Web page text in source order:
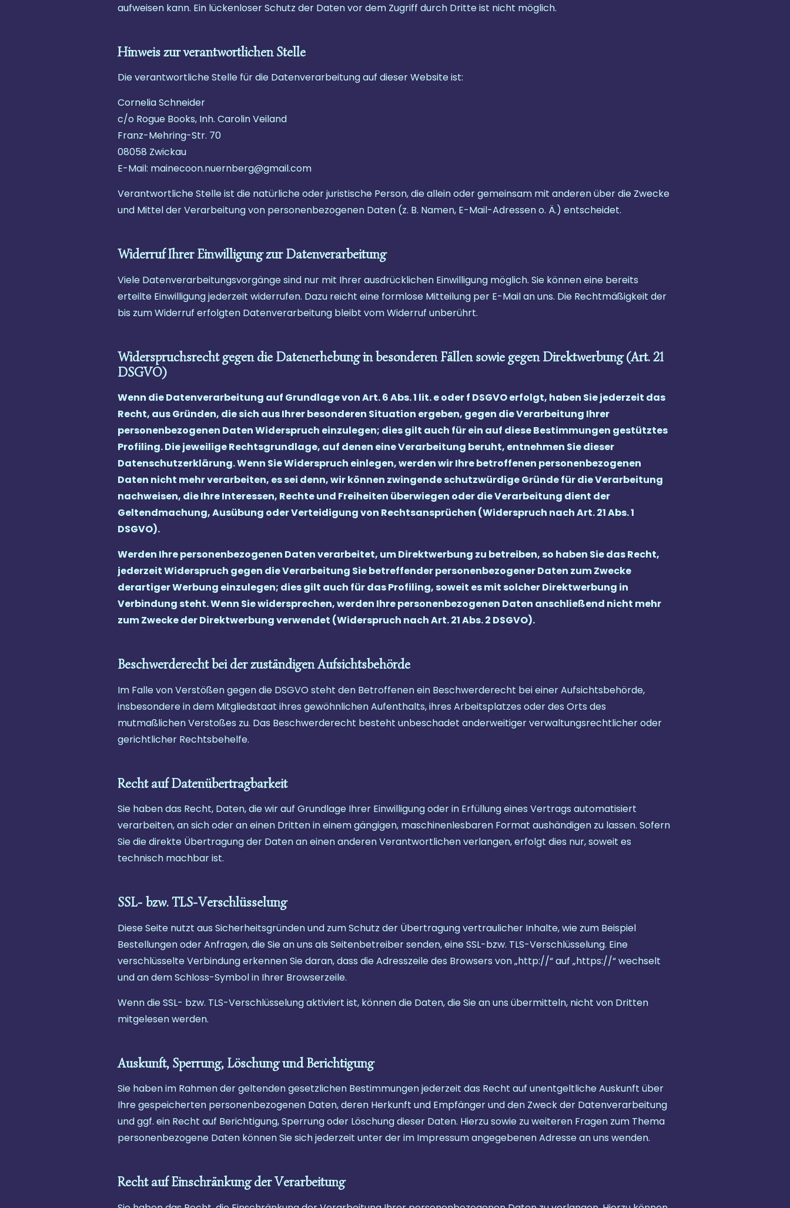
aufweisen kann. Ein lückenloser Schutz der Daten vor dem Zugriff durch Dritte ist nicht möglich.
Hinweis zur verantwortlichen Stelle
Die verantwortliche Stelle für die Datenverarbeitung auf dieser Website ist:
Cornelia Schneider
c/o Rogue Books, Inh. Carolin Veiland
Franz-Mehring-Str. 70
08058 Zwickau
E-Mail: mainecoon.nuernberg@gmail.com
Verantwortliche Stelle ist die natürliche oder juristische Person, die allein oder gemeinsam mit anderen über die Zwecke
und Mittel der Verarbeitung von personenbezogenen Daten (z. B. Namen, E-Mail-Adressen o. Ä.) entscheidet.
Widerruf Ihrer Einwilligung zur Datenverarbeitung
Viele Datenverarbeitungsvorgänge sind nur mit Ihrer ausdrücklichen Einwilligung möglich. Sie können eine bereits
erteilte Einwilligung jederzeit widerrufen. Dazu reicht eine formlose Mitteilung per E-Mail an uns. Die Rechtmäßigkeit der
bis zum Widerruf erfolgten Datenverarbeitung bleibt vom Widerruf unberührt.
Widerspruchsrecht gegen die Datenerhebung in besonderen Fällen sowie gegen Direktwerbung (Art. 21
DSGVO)
Wenn die Datenverarbeitung auf Grundlage von Art. 6 Abs. 1 lit. e oder f DSGVO erfolgt, haben Sie jederzeit das
Recht, aus Gründen, die sich aus Ihrer besonderen Situation ergeben, gegen die Verarbeitung Ihrer
personenbezogenen Daten Widerspruch einzulegen; dies gilt auch für ein auf diese Bestimmungen gestütztes
Profiling. Die jeweilige Rechtsgrundlage, auf denen eine Verarbeitung beruht, entnehmen Sie dieser
Datenschutzerklärung. Wenn Sie Widerspruch einlegen, werden wir Ihre betroffenen personenbezogenen
Daten nicht mehr verarbeiten, es sei denn, wir können zwingende schutzwürdige Gründe für die Verarbeitung
nachweisen, die Ihre Interessen, Rechte und Freiheiten überwiegen oder die Verarbeitung dient der
Geltendmachung, Ausübung oder Verteidigung von Rechtsansprüchen (Widerspruch nach Art. 21 Abs. 1
DSGVO).
Werden Ihre personenbezogenen Daten verarbeitet, um Direktwerbung zu betreiben, so haben Sie das Recht,
jederzeit Widerspruch gegen die Verarbeitung Sie betreffender personenbezogener Daten zum Zwecke
derartiger Werbung einzulegen; dies gilt auch für das Profiling, soweit es mit solcher Direktwerbung in
Verbindung steht. Wenn Sie widersprechen, werden Ihre personenbezogenen Daten anschließend nicht mehr
zum Zwecke der Direktwerbung verwendet (Widerspruch nach Art. 21 Abs. 2 DSGVO).
Beschwerderecht bei der zuständigen Aufsichtsbehörde
Im Falle von Verstößen gegen die DSGVO steht den Betroffenen ein Beschwerderecht bei einer Aufsichtsbehörde,
insbesondere in dem Mitgliedstaat ihres gewöhnlichen Aufenthalts, ihres Arbeitsplatzes oder des Orts des
mutmaßlichen Verstoßes zu. Das Beschwerderecht besteht unbeschadet anderweitiger verwaltungsrechtlicher oder
gerichtlicher Rechtsbehelfe.
Recht auf Datenübertragbarkeit
Sie haben das Recht, Daten, die wir auf Grundlage Ihrer Einwilligung oder in Erfüllung eines Vertrags automatisiert
verarbeiten, an sich oder an einen Dritten in einem gängigen, maschinenlesbaren Format aushändigen zu lassen. Sofern
Sie die direkte Übertragung der Daten an einen anderen Verantwortlichen verlangen, erfolgt dies nur, soweit es
technisch machbar ist.
SSL- bzw. TLS-Verschlüsselung
Diese Seite nutzt aus Sicherheitsgründen und zum Schutz der Übertragung vertraulicher Inhalte, wie zum Beispiel
Bestellungen oder Anfragen, die Sie an uns als Seitenbetreiber senden, eine SSL-bzw. TLS-Verschlüsselung. Eine
verschlüsselte Verbindung erkennen Sie daran, dass die Adresszeile des Browsers von „http://“ auf „https://“ wechselt
und an dem Schloss-Symbol in Ihrer Browserzeile.
Wenn die SSL- bzw. TLS-Verschlüsselung aktiviert ist, können die Daten, die Sie an uns übermitteln, nicht von Dritten
mitgelesen werden.
Auskunft, Sperrung, Löschung und Berichtigung
Sie haben im Rahmen der geltenden gesetzlichen Bestimmungen jederzeit das Recht auf unentgeltliche Auskunft über
Ihre gespeicherten personenbezogenen Daten, deren Herkunft und Empfänger und den Zweck der Datenverarbeitung
und ggf. ein Recht auf Berichtigung, Sperrung oder Löschung dieser Daten. Hierzu sowie zu weiteren Fragen zum Thema
personenbezogene Daten können Sie sich jederzeit unter der im Impressum angegebenen Adresse an uns wenden.
Recht auf Einschränkung der Verarbeitung